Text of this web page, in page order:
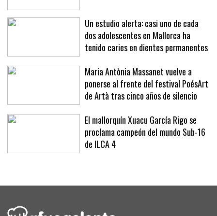
Un estudio alerta: casi uno de cada
dos adolescentes en Mallorca ha
tenido caries en dientes permanentes
Maria Antònia Massanet vuelve a
ponerse al frente del festival PoésArt
de Artà tras cinco años de silencio
El mallorquín Xuacu García Rigo se
proclama campeón del mundo Sub-16
de ILCA 4